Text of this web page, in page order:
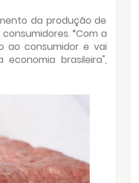
da produção de
“Com a
ao consumidor e vai
brasileira",